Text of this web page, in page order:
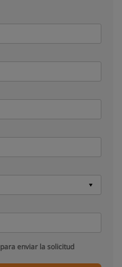
para enviar la solicitud